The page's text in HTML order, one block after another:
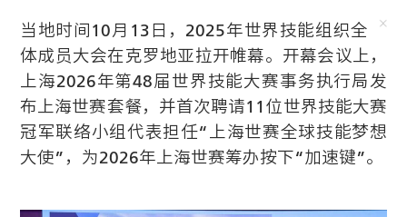
当地时间10月13日，2025年世界技能组织全
体成员大会在克罗地亚拉开帷幕。开幕会议上，
上海2026年第48届世界技能大赛事务执行局发
布上海世赛套餐，并首次聘请11位世界技能大赛
冠军联络小组代表担任“上海世赛全球技能梦想
大使”，为2026年上海世赛筹办按下“加速键”。